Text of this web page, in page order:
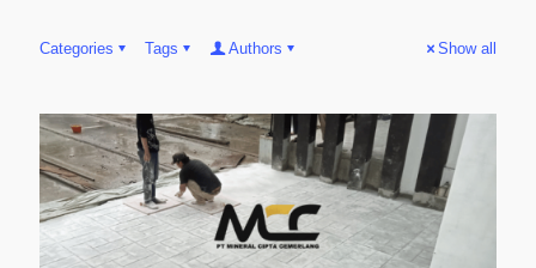
Categories Tags Authors Show all